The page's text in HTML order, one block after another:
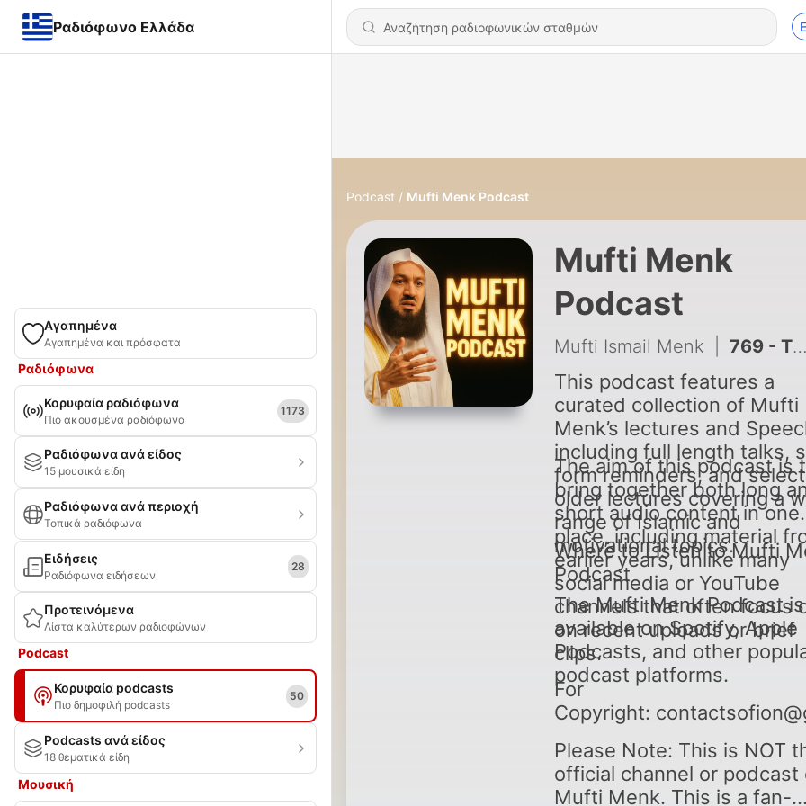
Ραδιόφωνο Ελλάδα
Αγαπημένα
Αγαπημένα και πρόσφατα
Ραδιόφωνα
Κορυφαία ραδιόφωνα
Πιο ακουσμένα ραδιόφωνα
1173
Ραδιόφωνα ανά είδος
15 μουσικά είδη
Ραδιόφωνα ανά περιοχή
Τοπικά ραδιόφωνα
Ειδήσεις
Ραδιόφωνα ειδήσεων
28
Προτεινόμενα
Λίστα καλύτερων ραδιοφώνων
Podcast
Κορυφαία podcasts
Πιο δημοφιλή podcasts
50
Podcasts ανά είδος
18 θεματικά είδη
Μουσική
Podcast Mufti Menk Podcast
Mufti Menk
Podcast
Mufti Ismail Menk 769 - The Guy with His Boss’s Mercedes | Mufti Menk
This podcast features a
curated collection of Mufti
Menk’s lectures and
including full length talks,
form reminders, and
older lectures covering a
range of Islamic and
motivational topics.
The aim of this podcast is
bring together both long
short audio content in one
place, including material
earlier years, unlike many
social media or YouTube
channels that often focus
on recent uploads or brief
clips.
Where to Listen to Mufti
Podcast
The Mufti Menk Podcast is
available on Spotify, Apple
Podcasts, and other
podcast platforms.
For
Copyright:
Please Note: This is NOT
official channel or podcast
Mufti Menk. This is a fan-